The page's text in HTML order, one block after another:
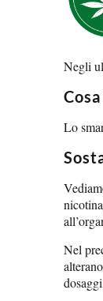
Negli
Lo
Nel